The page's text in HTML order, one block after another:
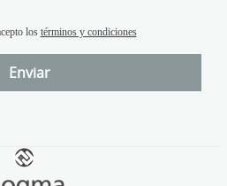
los términos y condiciones